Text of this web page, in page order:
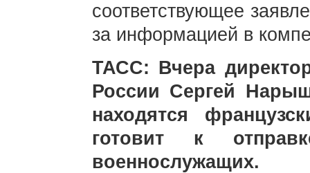
соответствующее
за информацией в
ТАСС: Вчера
России Сергей
находятся
готовит к